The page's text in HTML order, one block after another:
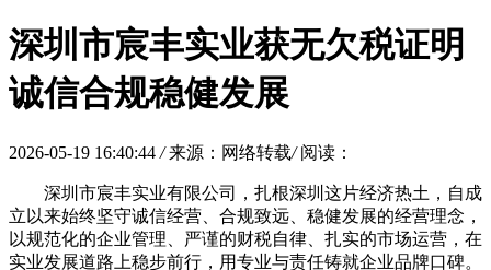
深圳市宸丰实业获无欠税证明
诚信合规稳健发展
2026-05-19 16:40:44 / 来源：网络转载/ 阅读：
深圳市宸丰实业有限公司，扎根深圳这片经济热土，自成
立以来始终坚守诚信经营、合规致远、稳健发展的经营理念，
以规范化的企业管理、严谨的财税自律、扎实的市场运营，在
实业发展道路上稳步前行，用专业与责任铸就企业品牌口碑。